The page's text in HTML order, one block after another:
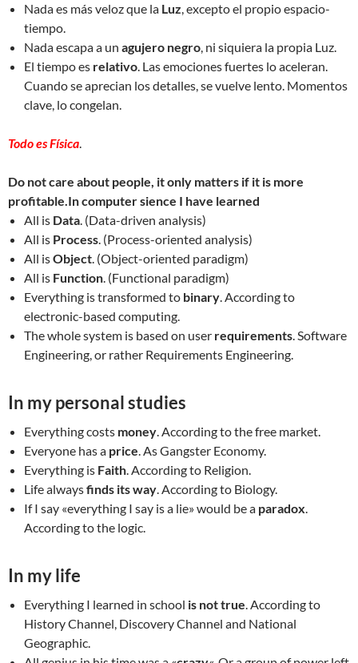
Nada es más veloz que la Luz, excepto el propio espacio-
tiempo.
Nada escapa a un agujero negro, ni siquiera la propia Luz.
El tiempo es relativo. Las emociones fuertes lo aceleran.
Cuando se aprecian los detalles, se vuelve lento. Momentos
clave, lo congelan.
Todo es Física.
Do not care about people, it only matters if it is more
profitable.In computer sience I have learned
All is Data. (Data-driven analysis)
All is Process. (Process-oriented analysis)
All isObject. (Object-oriented paradigm)
All is Function. (Functional paradigm)
Everything is transformed to binary. According to
electronic-based computing.
The whole system is based on user requirements. Software
Engineering, or rather Requirements Engineering.
In my personal studies
Everything costs money. According to the free market.
Everyone has a price. As Gangster Economy.
Everything is Faith. According to Religion.
Life alwaysfinds its way. According to Biology.
If I say «everything I say is a lie» would be a paradox.
According to the logic.
In my life
Everything I learned in school is not true. According to
History Channel, Discovery Channel and National
Geographic.